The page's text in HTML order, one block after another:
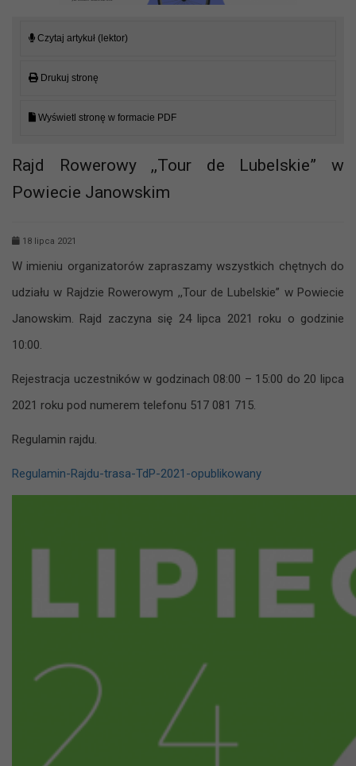
Czytaj artykuł (lektor)
Drukuj stronę
Wyświetl stronę w formacie PDF
Rajd Rowerowy ,,Tour de Lubelskie” w
Powiecie Janowskim
18 lipca 2021
W imieniu organizatorów zapraszamy wszystkich chętnych do
udziału w Rajdzie Rowerowym ,,Tour de Lubelskie” w Powiecie
Janowskim. Rajd zaczyna się 24 lipca 2021 roku o godzinie
10:00.
Rejestracja uczestników w godzinach 08:00 – 15:00 do 20 lipca
2021 roku pod numerem telefonu 517 081 715.
Regulamin rajdu.
Regulamin-Rajdu-trasa-TdP-2021-opublikowany